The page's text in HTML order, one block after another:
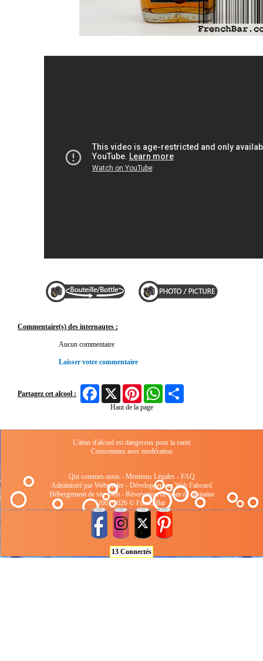
Commentaire(s) des internautes :
Aucun commentaire
Laisser votre commentaire
Partagez cet alcool :
FacebookX Pinterest WhatsApp
Haut de la page
L'abus d'alcool est dangereux pour la santé
Consommez avec modération
Qui sommes-nous- Mentions Légales- FAQ
Administré par Webtender - Développement Web Faboard
Hébergement de site Web- Réservation de nom de domaine
2001/2026 © FrenchBar
13 Connectés